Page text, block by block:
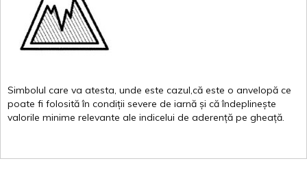
Simbolul care va atesta, unde este cazul,că este o anvelopă ce
poate fi folosită în condiții severe de iarnă și că îndeplinește
valorile minime relevante ale indicelui de aderență pe gheață.